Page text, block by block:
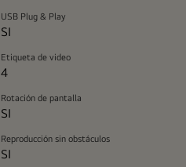
USB Plug & Play
SI
Etiqueta de video
4
Rotación de pantalla
SI
Reproducción sin obstáculos
SI